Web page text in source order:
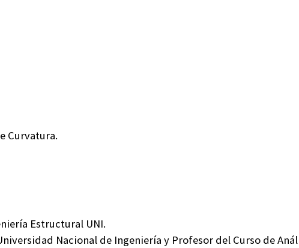
Curvatura.
Estructural UNI.
Nacional de Ingeniería y Profesor del Curso de